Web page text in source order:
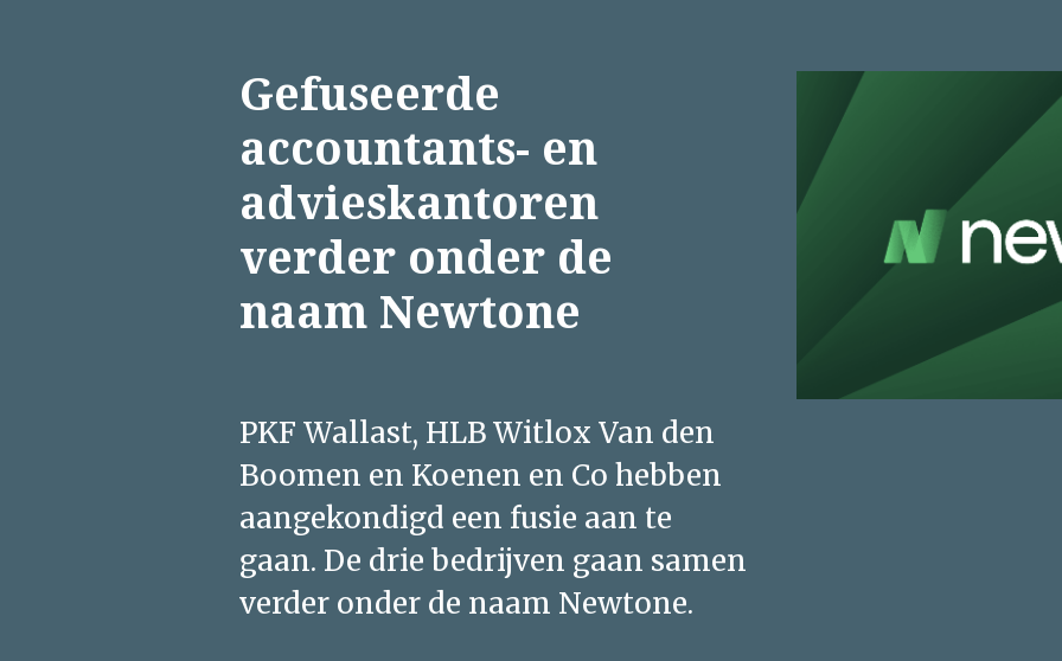
Gefuseerde
accountants- en
advieskantoren
verder onder de
naam Newtone
PKF Wallast, HLB Witlox Van den
Boomen en Koenen en Co hebben
aangekondigd een fusie aan te
gaan. De drie bedrijven gaan samen
verder onder de naam Newtone.